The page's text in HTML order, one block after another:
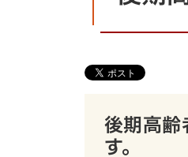
後期高齢
す。